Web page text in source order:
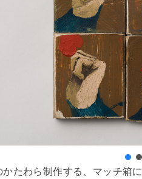
たわら制作する、マッチ箱